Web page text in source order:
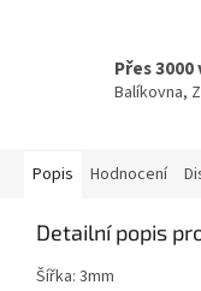
Přes
Balíkovna,
Popis Hodnocení
Detailní popis
Šířka: 3mm